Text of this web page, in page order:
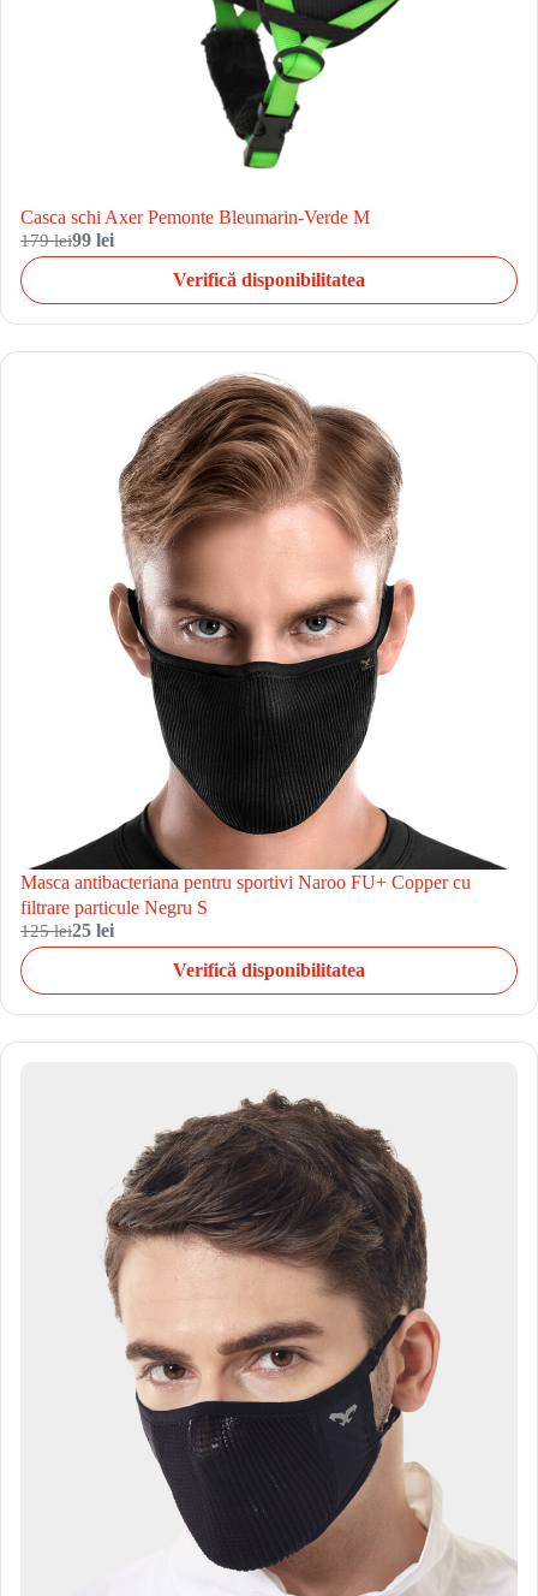
Casca schi Axer Pemonte Bleumarin-Verde M
179 lei99 lei
Verifică disponibilitatea
Masca antibacteriana pentru sportivi Naroo FU+ Copper cu
filtrare particule Negru S
125 lei25 lei
Verifică disponibilitatea